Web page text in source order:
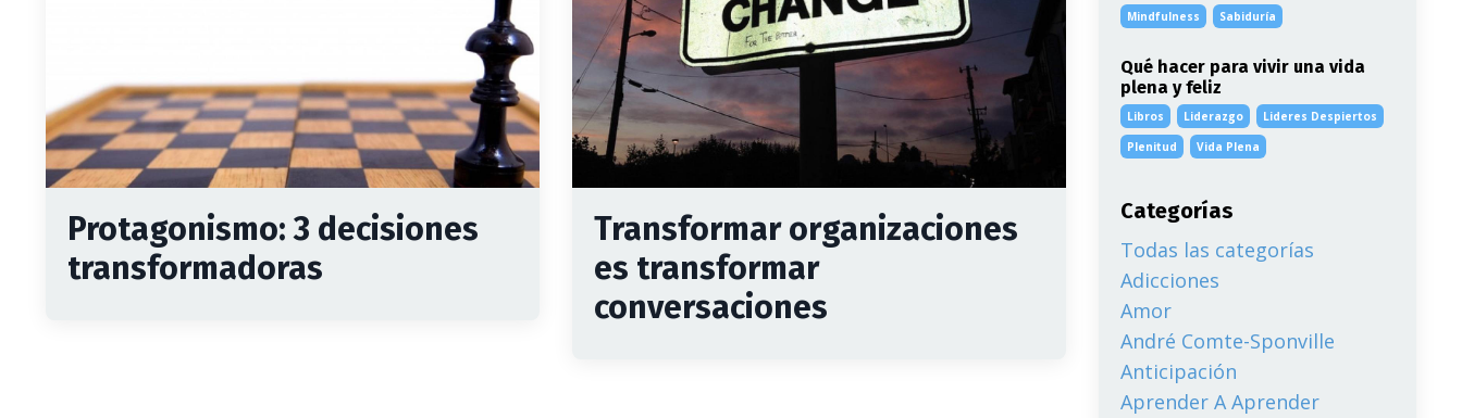
Protagonismo: 3 decisiones
transformadoras
Transformar organizaciones
es transformar
conversaciones
Mindfulness
Sabiduría
Qué hacer para vivir una vida
plena y feliz
Libros Liderazgo
Lideres Despiertos
Plenitud
Vida Plena
Categorías
Todas las categorías
Adicciones
Amor
André Comte-Sponville
Anticipación
Aprender A Aprender